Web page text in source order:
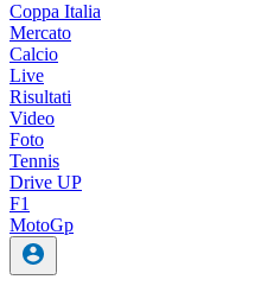
Coppa Italia
Mercato
Calcio
Live
Risultati
Video
Foto
Tennis
Drive UP
F1
MotoGp